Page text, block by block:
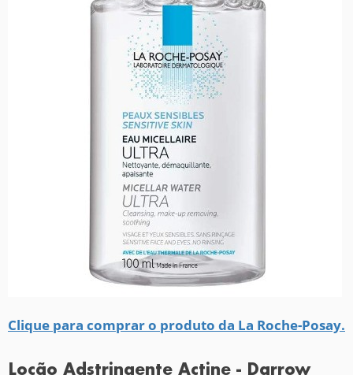
Clique para comprar o produto da La Roche-Posay.
Loção Adstringente Actine - Darrow